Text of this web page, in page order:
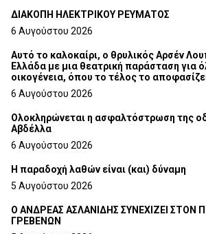
ΔΙΑΚΟΠΗ ΗΛΕΚΤΡΙΚΟΥ ΡΕΥΜΑΤΟΣ
6 Αυγούστου 2026
Αυτό το καλοκαίρι, ο θρυλικός Αρσέν
Ελλάδα με μια θεατρική παράσταση για
οικογένεια, όπου το τέλος το
6 Αυγούστου 2026
Ολοκληρώνεται η ασφαλτόστρωση της
Αβδέλλα
6 Αυγούστου 2026
H παραδοχή λαθών είναι (και) δύναμη
5 Αυγούστου 2026
Ο ΑΝΔΡΕΑΣ ΑΣΛΑΝΙΔΗΣ ΣΥΝΕΧΙΖΕΙ ΣΤΟΝ
ΓΡΕΒΕΝΩΝ